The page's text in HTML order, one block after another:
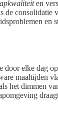
en
de consolidatie
en
door elke dag
maaltijden
het dimmen